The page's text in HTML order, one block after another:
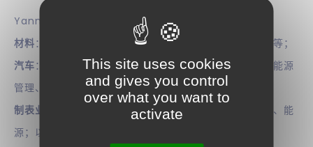
Yann COUILLARD涉足的领域如下：
材料：聚合物、硅、金属合金、电铸金属、刚玉、红宝石等；
汽车：悬挂、结构、动力总成、混合动力、空调、内饰、能源
管理、轮胎、车身；
制表业
：谐振器、擒纵机构、齿轮系、摩擦学、防震轴承、能
源；以及
This site uses cookies
and gives you control
over what you want to
activate